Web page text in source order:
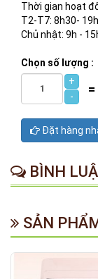
Thời gian hoạt
T2-T7: 8h30- 19h
Chủ nhật: 9h -
Chọn số lượng :
+
-
=
Đặt hàng
BÌNH
SẢN